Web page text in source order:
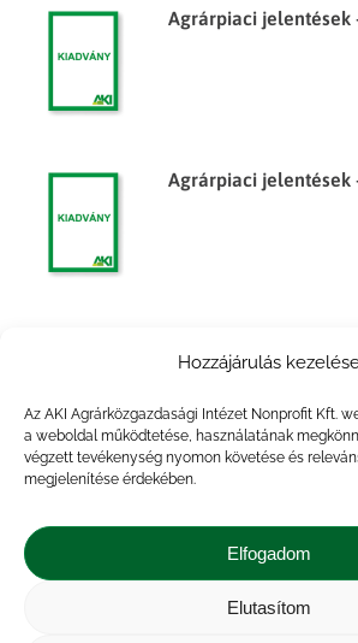
Hozzájárulás
Az AKI Agrárközgazdasági Intézet Nonprofit Kft.
a weboldal működtetése, használatának
végzett tevékenység nyomon követése és
megjelenítése érdekében.
Elfogadom
Elutasítom
Agrárpiaci jelentések
Agrárpiaci jelentések
Agrárpiaci
árumérlege, 2010. év